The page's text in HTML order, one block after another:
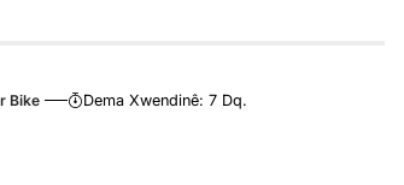
Dema Xwendinê: 7 Dq.